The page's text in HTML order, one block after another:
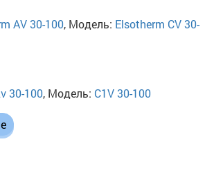
AV 30-100, Модель: Elsotherm CV 30-
30-100, Модель: C1V 30-100